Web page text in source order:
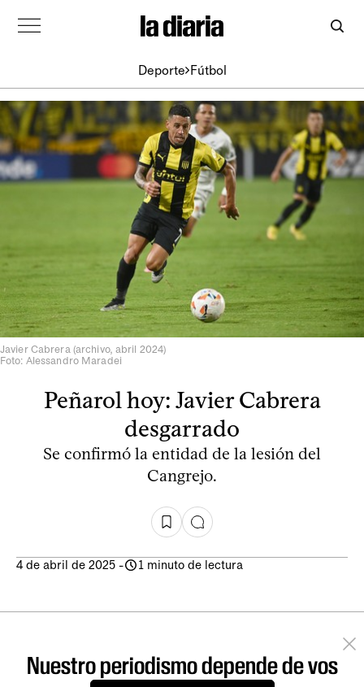
Deporte Fútbol
Javier Cabrera (archivo, abril 2024)
Foto: Alessandro Maradei
Peñarol hoy: Javier Cabrera
desgarrado
Se confirmó la entidad de la lesión del
Cangrejo.
4 de abril de 2025 - 1 minuto de lectura
Nuestro periodismo depende de vos